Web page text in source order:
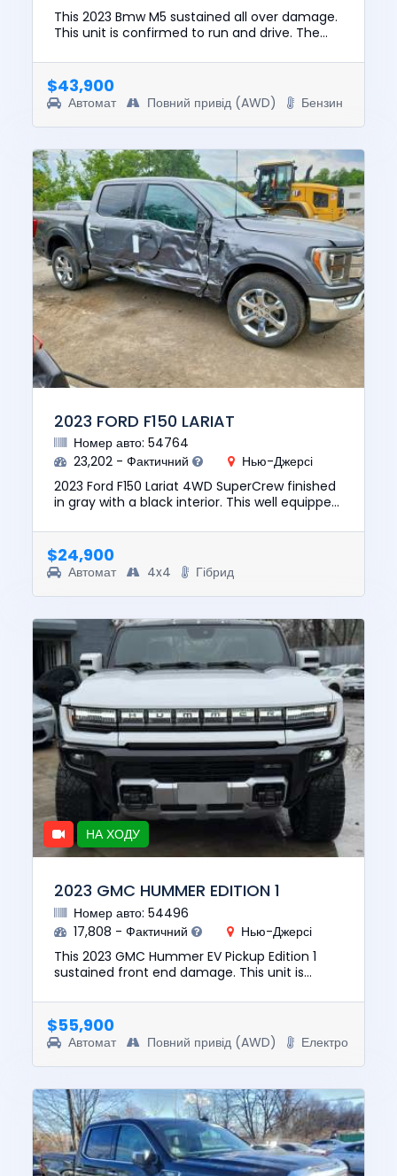
This 2023 Bmw M5 sustained all over damage.
This unit is confirmed to run and drive. The
$104773. This vehicle is ...
$43,900
Автомат Повний привід (AWD) Бензин
2023 FORD F150 LARIAT
Номер авто: 54764
23,202 - Фактичний
Нью-Джерсі
2023 Ford F150 Lariat 4WD SuperCrew finished
in gray with a black interior. This well equipped
V6 engine pair...
$24,900
Автомат 4x4 Гібрид
НА ХОДУ
2023 GMC HUMMER EDITION 1
Номер авто: 54496
17,808 - Фактичний
Нью-Джерсі
This 2023 GMC Hummer EV Pickup Edition 1
sustained front end damage. This unit is
value of this vehicle was ...
$55,900
Автомат Повний привід (AWD) Електро